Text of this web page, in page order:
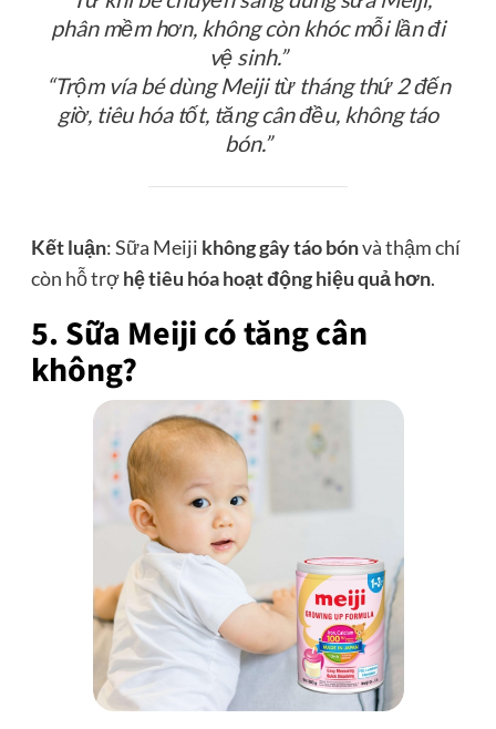
phân mềm hơn, không còn khóc mỗi lần đi
vệ sinh.”
“Trộm vía bé dùng Meiji từ tháng thứ 2 đến
giờ, tiêu hóa tốt, tăng cân đều, không táo
bón.”
Kết luận: Sữa Meiji không gây táo bónvà thậm chí
còn hỗ trợhệ tiêu hóa hoạt động hiệu quả hơn.
5. Sữa Meiji có tăng cân
không?